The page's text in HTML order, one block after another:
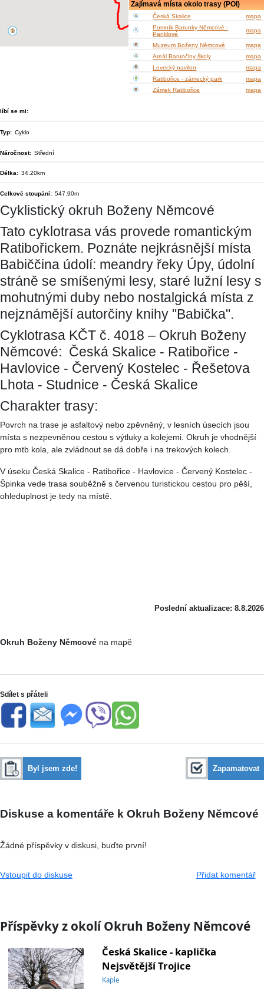
Cyklistický okruh Boženy Němcové
Tato cyklotrasa vás provede romantickým
Ratibořickem. Poznáte nejkrásnější místa
Babiččina údolí: meandry řeky Úpy, údolní
stráně se smíšenými lesy, staré lužní lesy s
mohutnými duby nebo nostalgická místa z
nejznámější autorčiny knihy "Babička".
Cyklotrasa KČT č. 4018 – Okruh Boženy
Němcové: Česká Skalice - Ratibořice -
Havlovice - Červený Kostelec - Řešetova
Lhota - Studnice - Česká Skalice
Charakter trasy:
Povrch na trase je asfaltový nebo zpěvněný, v lesních úsecích jsou
místa s nezpevněnou cestou s výtluky a kolejemi. Okruh je vhodnější
pro mtb kola, ale zvládnout se dá dobře i na trekových kolech.
V úseku Česká Skalice - Ratibořice - Havlovice - Červený Kostelec -
Špinka vede trasa souběžně s červenou turistickou cestou pro pěší,
ohleduplnost je tedy na místě.
Poslední aktualizace: 8.8.2026
Okruh Boženy Němcové na mapě
Sdílet s přáteli
Byl jsem zde! Zapamatovat
Diskuse a komentáře k Okruh Boženy Němcové
Žádné příspěvky v diskusi, buďte první!
Vstoupit do diskuse Přidat komentář
Příspěvky z okolí Okruh Boženy Němcové
Česká Skalice - kaplička
Nejsvětější Trojice
Kaple